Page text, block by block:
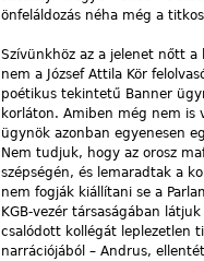
önfeláldozás néha még a
Szívünkhöz az a jelenet nőtt a
nem a József Attila Kör
poétikus tekintetű Banner
korláton. Amiben még nem is
ügynök azonban egyenesen
Nem tudjuk, hogy az orosz
szépségén, és lemaradtak a
nem fogják kiállítani se a
KGB-vezér társaságában
csalódott kollégát leplezetlen
narrációjából – Andrus,